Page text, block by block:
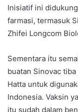
Inisiatif ini
farmasi, termasuk
Zhifei Longcom
Sementara itu
buatan Sinovac
Hatta untuk
Indonesia. Vaksin
itu sudah dalam